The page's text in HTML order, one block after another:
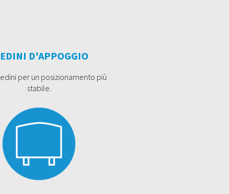
D'APPOGGIO
per un posizionamento più
stabile.